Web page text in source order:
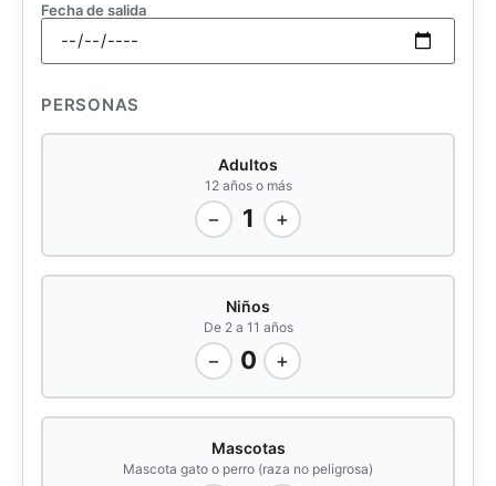
Fecha de salida
PERSONAS
Adultos
12 años o más
− 1 +
Niños
De 2 a 11 años
− 0 +
Mascotas
Mascota gato o perro (raza no peligrosa)